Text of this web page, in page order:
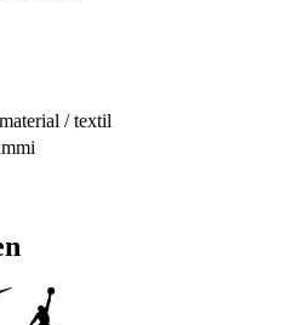
/ textil